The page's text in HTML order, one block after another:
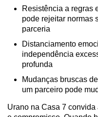
Resistência a regras
pode rejeitar normas
parceria
Distanciamento
independência
profunda
Mudanças bruscas
um parceiro pode
Urano na Casa 7